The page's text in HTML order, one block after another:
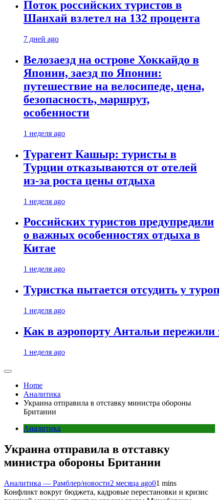
Поток российских туристов в
Шанхай взлетел на 132 процента
7 дней ago
Велозаезд на острове Хоккайдо в
Японии, заезд по Японии:
путешествие на велосипеде, цена,
безопасность, маршрут,
особенности
1 неделя ago
Турагент Кашыр: туристы в
Турции отказываются от отелей
из-за роста цены отдыха
1 неделя ago
Российских туристов предупредили
о важных особенностях отдыха в
Китае
1 неделя ago
Туристка пытается отсудить у
1 неделя ago
Как в аэропорту Антальи
1 неделя ago
Home
Аналитика
Украина отправила в отставку министра обороны
Британии
Аналитика
Украина отправила в отставку
министра обороны Британии
Аналитика — Рамблер/новости2 месяца ago01 mins
Конфликт вокруг бюджета, кадровые перестановки и кризис